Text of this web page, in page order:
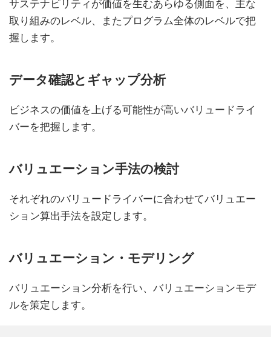
サステナビリティが価値を生むあらゆる側面を、主な
取り組みのレベル、またプログラム全体のレベルで把
握します。
データ確認とギャップ分析
ビジネスの価値を上げる可能性が高いバリュードライ
バーを把握します。
バリュエーション手法の検討
それぞれのバリュードライバーに合わせてバリュエー
ション算出手法を設定します。
バリュエーション・モデリング
バリュエーション分析を行い、バリュエーションモデ
ルを策定します。